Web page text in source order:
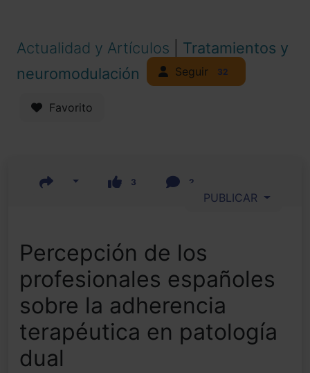
Actualidad y Artículos
Tratamientos y
neuromodulación
Seguir 32
Favorito
3 2
PUBLICAR
Percepción de los
profesionales españoles
sobre la adherencia
terapéutica en patología
dual